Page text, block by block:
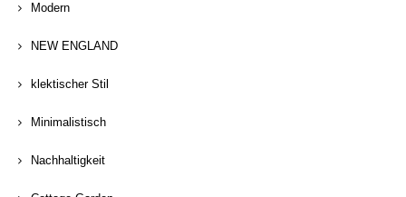
Modern
NEW ENGLAND
klektischer Stil
Minimalistisch
Nachhaltigkeit